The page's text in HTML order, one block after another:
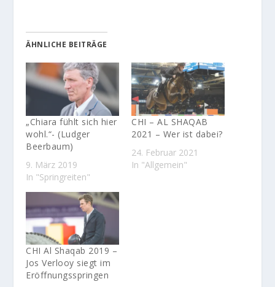
ÄHNLICHE BEITRÄGE
„Chiara fühlt sich hier
wohl.“- (Ludger
Beerbaum)
9. März 2019
In "Springreiten"
CHI – AL SHAQAB
2021 – Wer ist dabei?
24. Februar 2021
In "Allgemein"
CHI Al Shaqab 2019 –
Jos Verlooy siegt im
Eröffnungsspringen